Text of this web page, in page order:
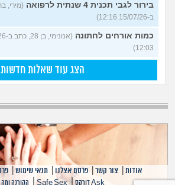
בירור לגבי תכנית 4 שנתית לרפואה
ב-15/07/26 12:16)
כמות אורחים לחתונה
12:03)
הצג עוד שאלות חדשות
אודות צור קשר |פרסם אצלנו |תנאי שימוש |
Ask דורקס |
Safe Sex
| הקורנה